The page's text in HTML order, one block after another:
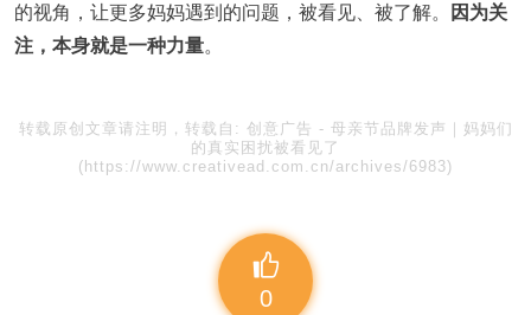
的视角，让更多妈妈遇到的问题，被看见、被了解。
因为关
注，本身就是一种力量。
转载原创文章请注明，转载自: 创意广告 - 母亲节品牌发声｜妈妈们
的真实困扰被看见了
(https://www.creativead.com.cn/archives/6983)
0